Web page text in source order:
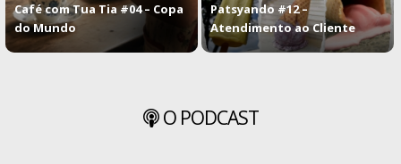
Café com Tua Tia #04 – Copa
do Mundo
Patsyando #12 –
Atendimento ao Cliente
O PODCAST